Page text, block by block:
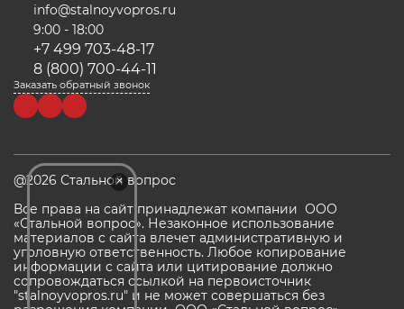
info@stalnoyvopros.ru
9:00 - 18:00
+7 499 703-48-17
8 (800) 700-44-11
Заказать обратный звонок
@2026 Стальной вопрос
Все права на сайт принадлежат компании ООО
«Стальной вопрос». Незаконное использование
материалов с сайта влечет административную и
уголовную ответственность. Любое копирование
информации с сайта или цитирование должно
сопровождаться ссылкой на первоисточник
"stalnoyvopros.ru" и не может совершаться без
×